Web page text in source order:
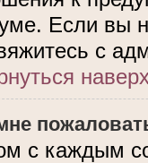
Если вы
с
с каждым